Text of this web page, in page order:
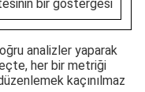
bir göstergesi
analizler yaparak
her bir metriği
kaçınılmaz